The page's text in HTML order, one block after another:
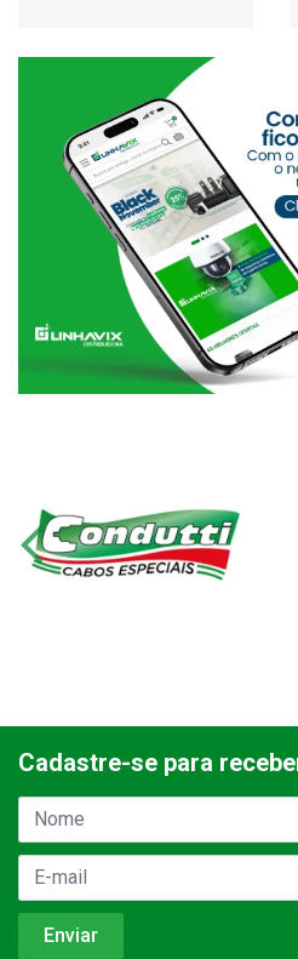
Cadastre-se para